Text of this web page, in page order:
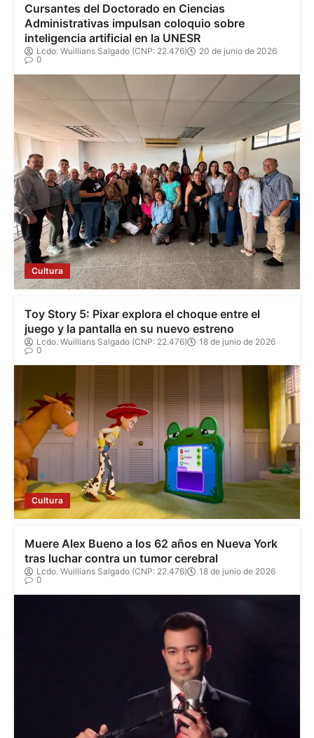
Cultura
Cursantes del Doctorado en Ciencias
Administrativas impulsan coloquio sobre
inteligencia artificial en la UNESR
Lcdo. Wuillians Salgado (CNP: 22.476)
20 de junio de 2026
0
Cultura
Toy Story 5: Pixar explora el choque entre el
juego y la pantalla en su nuevo estreno
Lcdo. Wuillians Salgado (CNP: 22.476)
18 de junio de 2026
0
Muere Alex Bueno a los 62 años en Nueva York
tras luchar contra un tumor cerebral
Lcdo. Wuillians Salgado (CNP: 22.476)
18 de junio de 2026
0